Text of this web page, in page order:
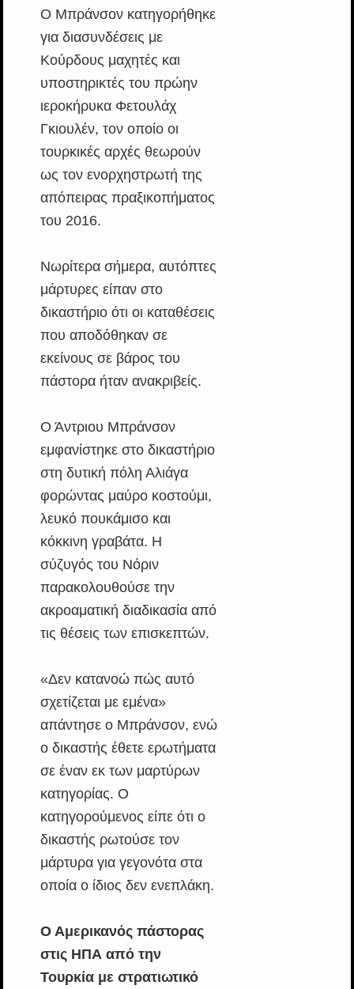
Ο Μπράνσον κατηγορήθηκε
για διασυνδέσεις με
Κούρδους μαχητές και
υποστηρικτές του πρώην
ιεροκήρυκα Φετουλάχ
Γκιουλέν, τον οποίο οι
τουρκικές αρχές θεωρούν
ως τον ενορχηστρωτή της
απόπειρας πραξικοπήματος
του 2016.
Νωρίτερα σήμερα, αυτόπτες
μάρτυρες είπαν στο
δικαστήριο ότι οι καταθέσεις
που αποδόθηκαν σε
εκείνους σε βάρος του
πάστορα ήταν ανακριβείς.
Ο Άντριου Μπράνσον
εμφανίστηκε στο δικαστήριο
στη δυτική πόλη Αλιάγα
φορώντας μαύρο κοστούμι,
λευκό πουκάμισο και
κόκκινη γραβάτα. Η
σύζυγός του Νόριν
παρακολουθούσε την
ακροαματική διαδικασία από
τις θέσεις των επισκεπτών.
«Δεν κατανοώ πώς αυτό
σχετίζεται με εμένα»
απάντησε ο Μπράνσον, ενώ
ο δικαστής έθετε ερωτήματα
σε έναν εκ των μαρτύρων
κατηγορίας. Ο
κατηγορούμενος είπε ότι ο
δικαστής ρωτούσε τον
μάρτυρα για γεγονότα στα
οποία ο ίδιος δεν ενεπλάκη.
Ο Αμερικανός πάστορας
στις ΗΠΑ από την
Τουρκία με στρατιωτικό